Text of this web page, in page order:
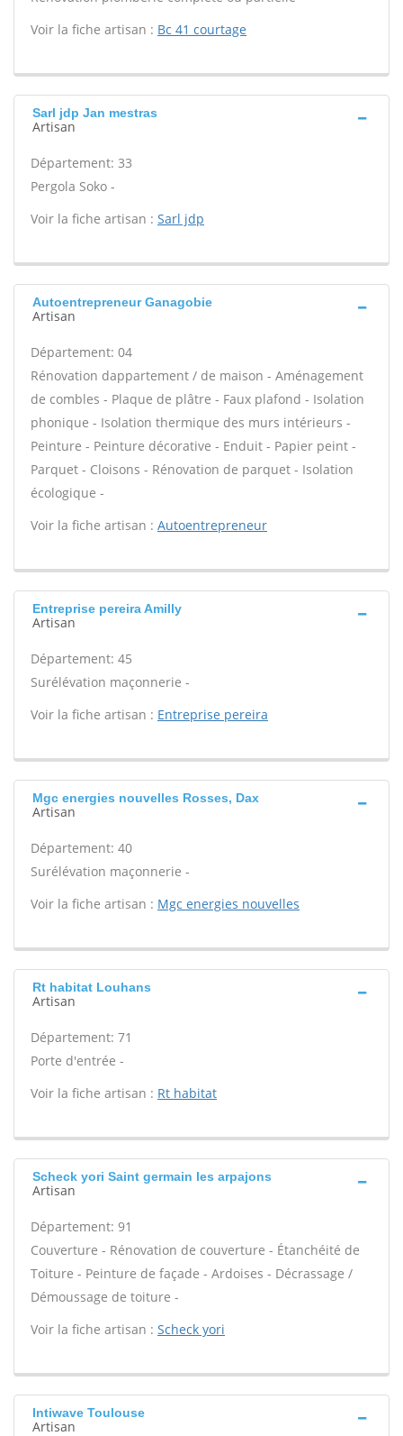
Voir la fiche artisan : Bc 41 courtage
Sarl jdp Jan mestras
Artisan
Département: 33
Pergola Soko -
Voir la fiche artisan : Sarl jdp
Autoentrepreneur Ganagobie
Artisan
Département: 04
Rénovation dappartement / de maison - Aménagement
de combles - Plaque de plâtre - Faux plafond - Isolation
phonique - Isolation thermique des murs intérieurs -
Peinture - Peinture décorative - Enduit - Papier peint -
Parquet - Cloisons - Rénovation de parquet - Isolation
écologique -
Voir la fiche artisan : Autoentrepreneur
Entreprise pereira Amilly
Artisan
Département: 45
Surélévation maçonnerie -
Voir la fiche artisan : Entreprise pereira
Mgc energies nouvelles Rosses, Dax
Artisan
Département: 40
Surélévation maçonnerie -
Voir la fiche artisan : Mgc energies nouvelles
Rt habitat Louhans
Artisan
Département: 71
Porte d'entrée -
Voir la fiche artisan : Rt habitat
Scheck yori Saint germain les arpajons
Artisan
Département: 91
Couverture - Rénovation de couverture - Étanchéité de
Toiture - Peinture de façade - Ardoises - Décrassage /
Démoussage de toiture -
Voir la fiche artisan : Scheck yori
Intiwave Toulouse
Artisan